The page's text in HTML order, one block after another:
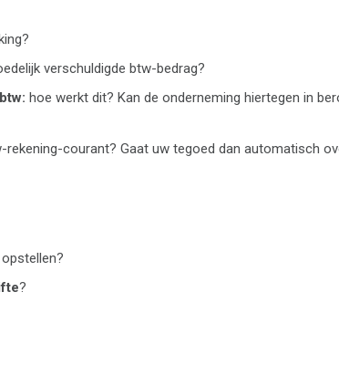
verschuldigde btw-bedrag?
hoe werkt dit? Kan de onderneming hiertegen in
rekening-courant? Gaat uw tegoed dan automatisch
?